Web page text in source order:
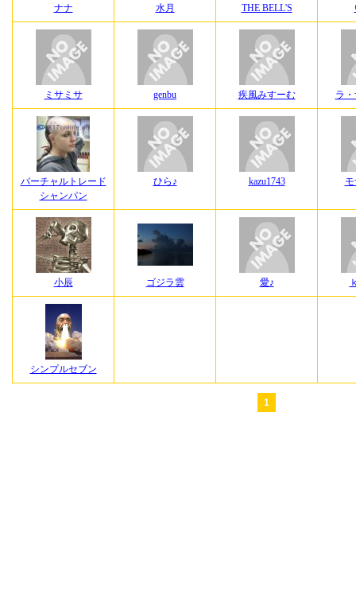
ナナ 水月 THE BELL'S
ミサミサ genbu 疾風みすーむ ラ
バーチャルトレード
シャンパン
ひら♪ kazu1743
小辰 ゴジラ雲 愛♪
シンプルセブン
1